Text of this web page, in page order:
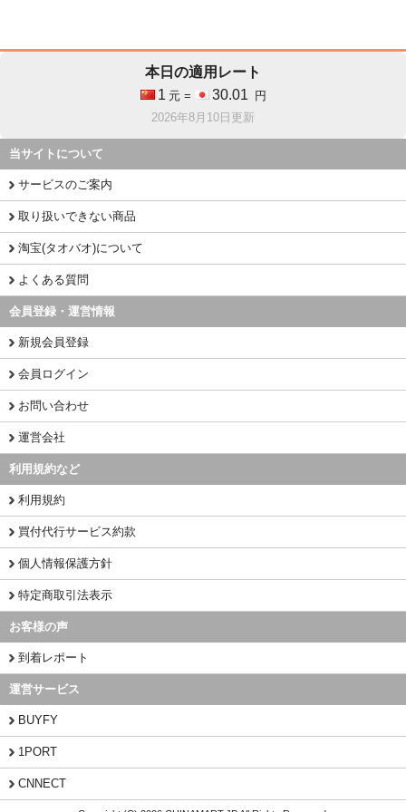
本日の適用レート
1 元 = 30.01
円
2026年8月10日更新
当サイトについて
サービスのご案内
取り扱いできない商品
淘宝(タオバオ)について
よくある質問
会員登録・運営情報
新規会員登録
会員ログイン
お問い合わせ
運営会社
利用規約など
利用規約
買付代行サービス約款
個人情報保護方針
特定商取引法表示
お客様の声
到着レポート
運営サービス
BUYFY
1PORT
CNNECT